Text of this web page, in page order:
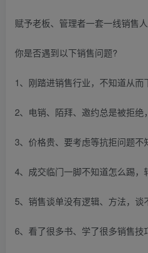
赋予老板、管理者一套一线销售
你是否遇到以下销售问题?
1、刚踏进销售行业，不知道从而
2、电销、陌拜、邀约总是被拒绝
3、价格贵、要考虑等抗拒问题不
4、成交临门一脚不知道怎么踢，
5、销售谈单没有逻辑、方法，谈
6、看了很多书、学了很多销售技